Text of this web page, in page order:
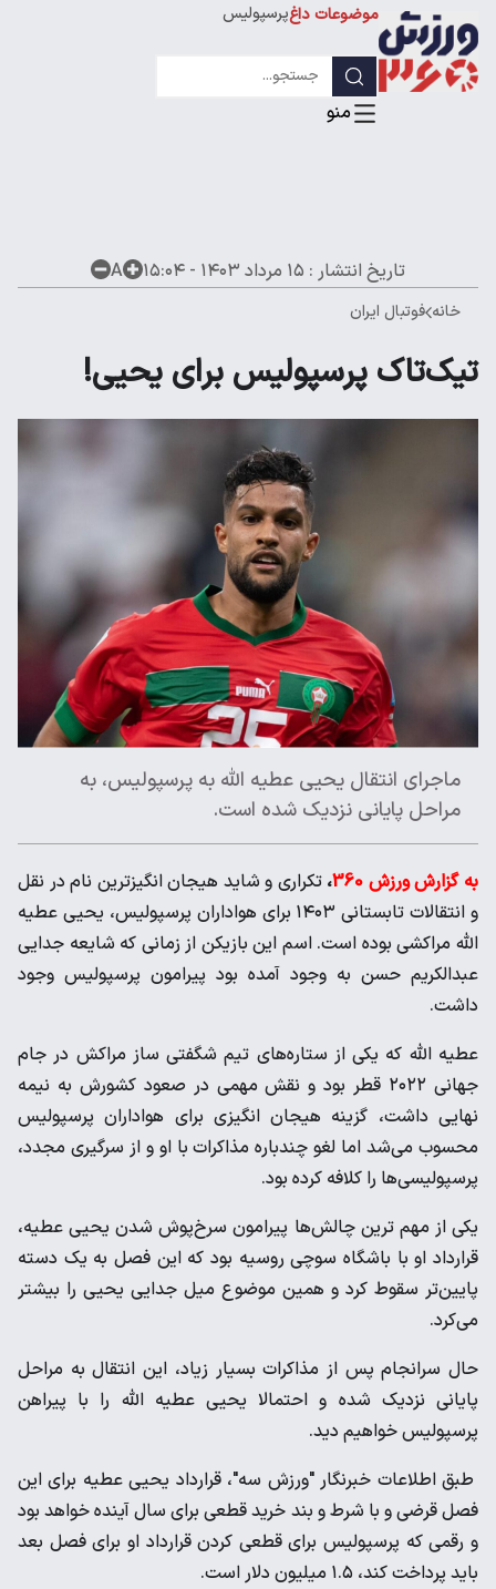
موضوعات داغپرسپولیس
لیگ قهرمانان
تاریخ انتشار : ۱۵ مرداد ۱۴۰۳ - ۱۵:۰۴ A
خانه فوتبال ایران
تیک‌تاک پرسپولیس برای یحیی!
ماجرای انتقال یحیی عطیه الله به پرسپولیس، به
مراحل پایانی نزدیک شده است‌‌.
به گزارش ورزش 360 ، تکراری‌ و شاید هیجان انگیزترین نام در نقل
و انتقالات تابستانی ۱۴۰۳ برای هواداران پرسپولیس، یحیی عطیه
الله مراکشی بوده است. اسم این بازیکن از زمانی که شایعه جدایی
عبدالکریم حسن به وجود آمده بود پیرامون پرسپولیس وجود
داشت.
عطیه الله که یکی از ستاره‌های تیم شگفتی ساز مراکش در جام
جهانی ۲۰۲۲ قطر بود و نقش مهمی در صعود کشورش به نیمه
نهایی داشت، گزینه‌ هیجان انگیزی برای هواداران پرسپولیس
محسوب می‌شد اما لغو چندباره مذاکرات با او و از سرگیری مجدد،
پرسپولیسی‌ها را کلافه کرده بود.
یکی از مهم ترین چالش‌ها پیرامون سرخ‌پوش شدن یحیی عطیه،
قرارداد او با باشگاه سوچی روسیه بود که این فصل به یک دسته
پایین‌تر سقوط کرد و همین موضوع میل جدایی یحیی را بیشتر
می‌کرد.
حال سرانجام پس از مذاکرات بسیار زیاد، این انتقال به مراحل
پایانی نزدیک شده و احتمالا یحیی عطیه الله را با پیراهن
پرسپولیس خواهیم دید.
طبق اطلاعات خبرنگار "ورزش سه"، قرارداد یحیی عطیه برای این
فصل قرضی و با شرط و بند خرید قطعی برای سال آینده خواهد بود
و رقمی که پرسپولیس برای قطعی کردن قرارداد او برای فصل بعد
باید پرداخت کند، ۱.۵ میلیون دلار است‌.